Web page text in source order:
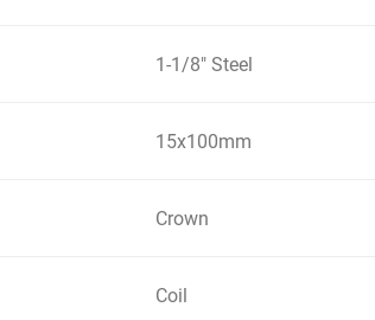
1-1/8" Steel
15x100mm
Crown
Coil